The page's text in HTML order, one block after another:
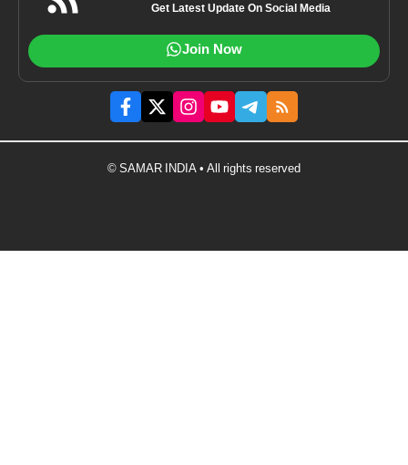
Get Latest Update On Social Media
Join Now
© SAMAR INDIA • All rights reserved